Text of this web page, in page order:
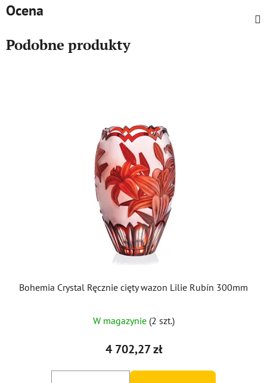
Ocena
Podobne produkty
Bohemia Crystal Ręcznie cięty wazon Lilie Rubín 300mm
W magazynie (2 szt.)
4 702,27 zł